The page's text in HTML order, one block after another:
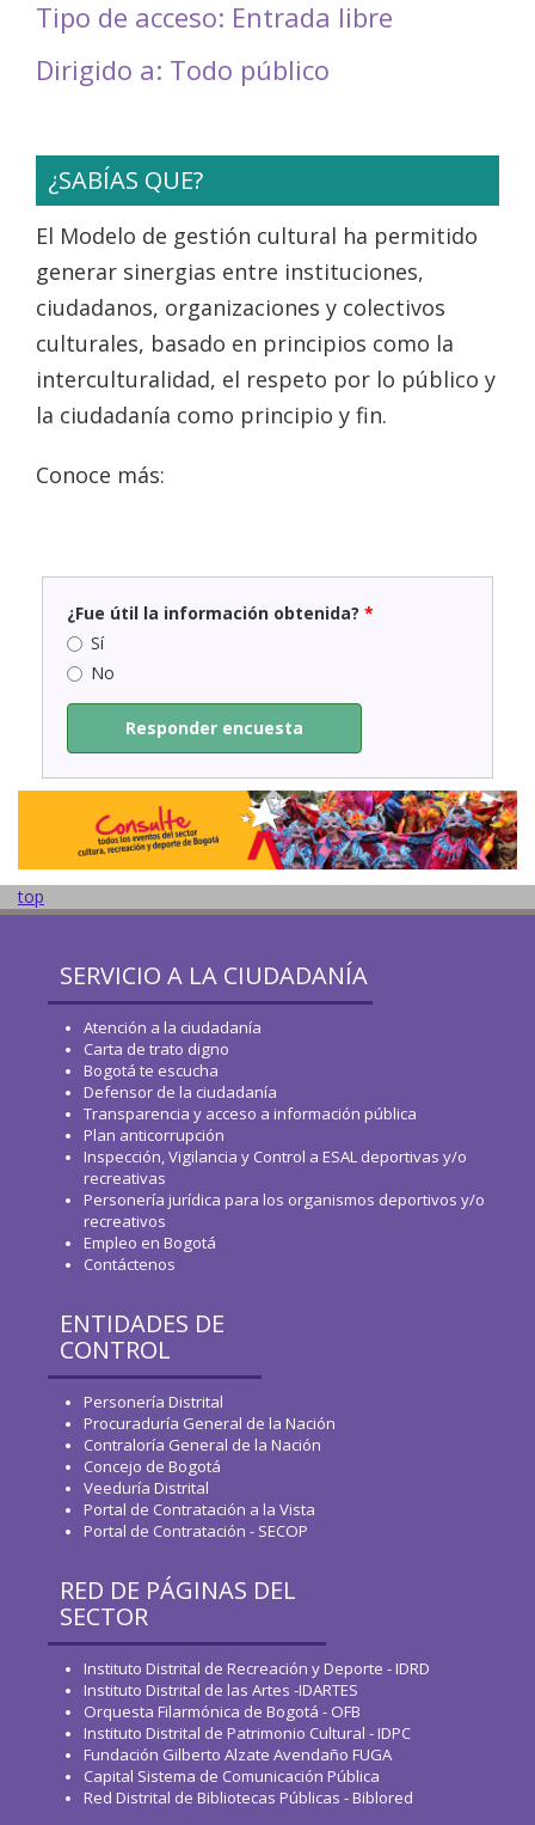
Tipo de acceso: Entrada libre
Dirigido a: Todo público
¿SABÍAS QUE?
El Modelo de gestión cultural ha permitido
generar sinergias entre instituciones,
ciudadanos, organizaciones y colectivos
culturales, basado en principios como la
interculturalidad, el respeto por lo público y
la ciudadanía como principio y fin.
Conoce más:
¿Fue útil la información obtenida? *
Sí
No
Responder encuesta
top
SERVICIO A LA CIUDADANÍA
Atención a la ciudadanía
Carta de trato digno
Bogotá te escucha
Defensor de la ciudadanía
Transparencia y acceso a información pública
Plan anticorrupción
Inspección, Vigilancia y Control a ESAL deportivas y/o
recreativas
Personería jurídica para los organismos deportivos y/o
recreativos
Empleo en Bogotá
Contáctenos
ENTIDADES DE
CONTROL
Personería Distrital
Procuraduría General de la Nación
Contraloría General de la Nación
Concejo de Bogotá
Veeduría Distrital
Portal de Contratación a la Vista
Portal de Contratación - SECOP
RED DE PÁGINAS DEL
SECTOR
Instituto Distrital de Recreación y Deporte - IDRD
Instituto Distrital de las Artes -IDARTES
Orquesta Filarmónica de Bogotá - OFB
Instituto Distrital de Patrimonio Cultural - IDPC
Fundación Gilberto Alzate Avendaño FUGA
Capital Sistema de Comunicación Pública
Red Distrital de Bibliotecas Públicas - Biblored